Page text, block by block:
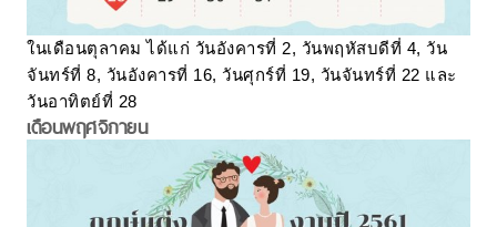
ในเดือนตุลาคม ได้แก่ วันอังคารที่ 2, วันพฤหัสบดีที่ 4, วัน
จันทร์ที่ 8, วันอังคารที่ 16, วันศุกร์ที่ 19, วันจันทร์ที่ 22 และ
วันอาทิตย์ที่ 28
เดือนพฤศจิกายน